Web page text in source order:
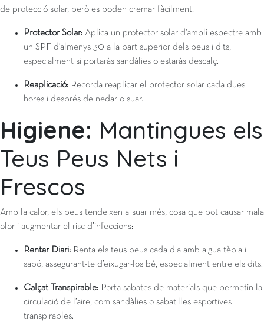
de protecció solar, però es poden cremar fàcilment:
Protector Solar: Aplica un protector solar d’ampli espectre amb
un SPF d’almenys 30 a la part superior dels peus i dits,
especialment si portaràs sandàlies o estaràs descalç.
Reaplicació: Recorda reaplicar el protector solar cada dues
hores i després de nedar o suar.
Higiene: Mantingues els
Teus Peus Nets i
Frescos
Amb la calor, els peus tendeixen a suar més, cosa que pot causar mala
olor i augmentar el risc d’infeccions:
Rentar Diari: Renta els teus peus cada dia amb aigua tèbia i
sabó, assegurant-te d’eixugar-los bé, especialment entre els dits.
Calçat Transpirable: Porta sabates de materials que permetin la
circulació de l’aire, com sandàlies o sabatilles esportives
transpirables.